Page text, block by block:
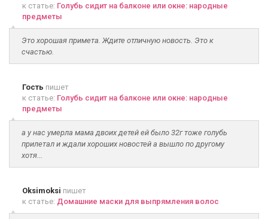
к статье: Голубь сидит на балконе или окне: народные
предметы
Это хорошая примета. Ждите отличную новость. Это к
счастью.
Гость пишет
к статье: Голубь сидит на балконе или окне: народные
предметы
а у нас умерла мама двоих детей ей было 32г тоже голубь
прилетал и ждали хороших новостей а вышло по другому
хотя...
Oksimoksi пишет
к статье: Домашние маски для выпрямления волос